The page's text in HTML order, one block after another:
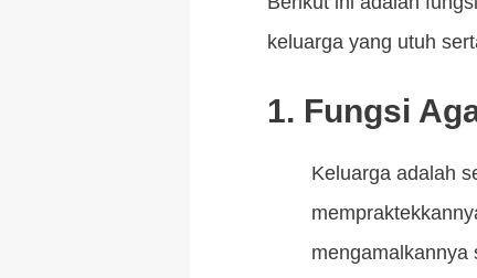
keluarga yang utuh
1. Fungsi
Keluarga adalah
mengamalkannya